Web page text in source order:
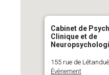
Cabinet de
Clinique et de
155 rue de
Évènement